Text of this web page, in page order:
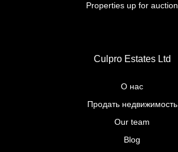
Culpro Estates Ltd
Properties up for auction
О нас
Продать недвижимость
Our team
Blog